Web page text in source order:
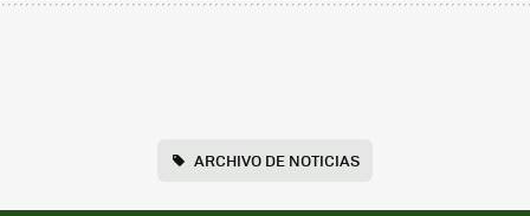
ARCHIVO DE NOTICIAS